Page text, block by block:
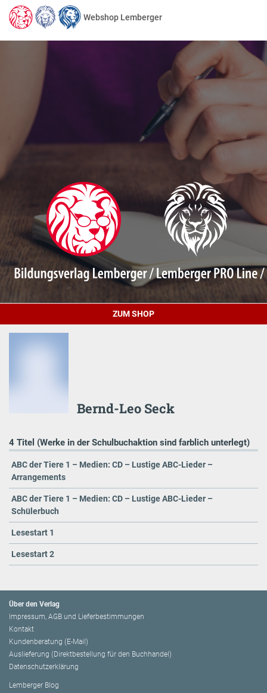
Webshop Lemberger
ZUM SHOP
Bernd-Leo Seck
4 Titel (Werke in der Schulbuchaktion sind farblich unterlegt)
ABC der Tiere 1 – Medien: CD – Lustige ABC-Lieder –
Arrangements
ABC der Tiere 1 – Medien: CD – Lustige ABC-Lieder –
Schülerbuch
Lesestart 1
Lesestart 2
Über den Verlag
Impressum, AGB und Lieferbestimmungen
Kontakt
Kundenberatung (E-Mail)
Auslieferung (Direktbestellung für den Buchhandel)
Datenschutzerklärung
Lemberger Blog